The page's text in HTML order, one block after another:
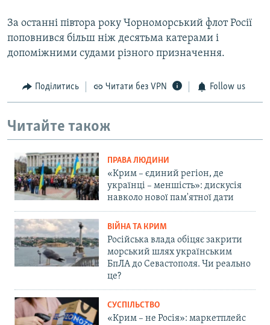
За останні півтора року Чорноморський флот Росії
поповнився більш ніж десятьма катерами і
допоміжними судами різного призначення.
Поділитись Читати без VPN Follow us
Читайте також
ПРАВА ЛЮДИНИ
«Крим – єдиний регіон, де
українці – меншість»: дискусія
навколо нової пам'ятної дати
ВІЙНА ТА КРИМ
Російська влада обіцяє закрити
морський шлях українським
БпЛА до Севастополя. Чи реально
це?
СУСПІЛЬСТВО
«Крим – не Росія»: маркетплейс